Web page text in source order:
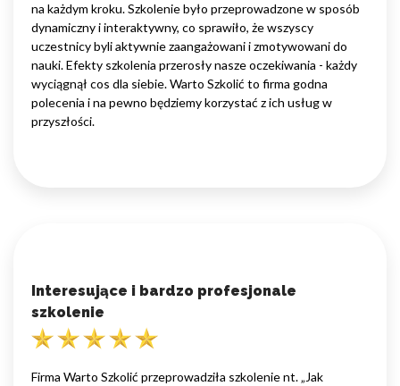
na każdym kroku. Szkolenie było przeprowadzone w sposób
dynamiczny i interaktywny, co sprawiło, że wszyscy
uczestnicy byli aktywnie zaangażowani i zmotywowani do
nauki. Efekty szkolenia przerosły nasze oczekiwania - każdy
wyciągnął cos dla siebie. Warto Szkolić to firma godna
polecenia i na pewno będziemy korzystać z ich usług w
przyszłości.
Interesujące i bardzo profesjonale
szkolenie
Firma Warto Szkolić przeprowadziła szkolenie nt. „Jak